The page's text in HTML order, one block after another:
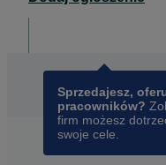
Sprzedajesz,
pracowników?
firm możesz
swoje cele.